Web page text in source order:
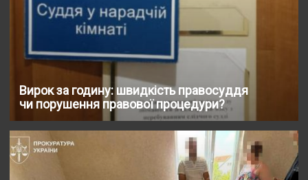
Вирок за годину: швидкість правосуддя
чи порушення правової процедури?